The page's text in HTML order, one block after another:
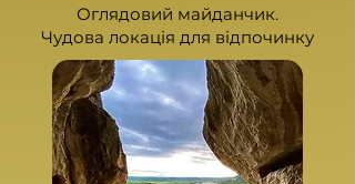
Оглядовий майданчик.
Чудова локація для відпочинку